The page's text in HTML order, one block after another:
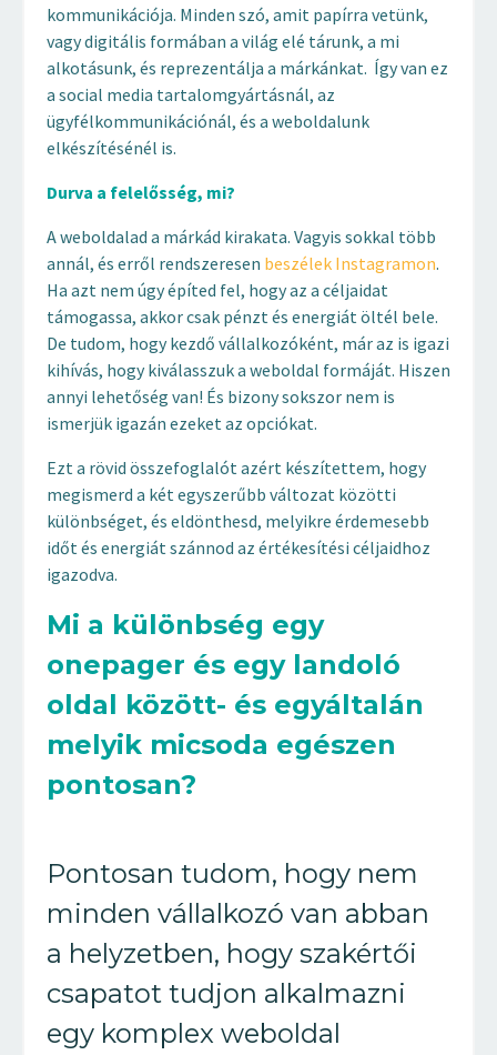
kommunikációja. Minden szó, amit papírra vetünk,
vagy digitális formában a világ elé tárunk, a mi
alkotásunk, és reprezentálja a márkánkat. Így van ez
a social media tartalomgyártásnál, az
ügyfélkommunikációnál, és a weboldalunk
elkészítésénél is.
Durva a felelősség, mi?
A weboldalad a márkád kirakata. Vagyis sokkal több
annál, és erről rendszeresen beszélek Instagramon.
Ha azt nem úgy építed fel, hogy az a céljaidat
támogassa, akkor csak pénzt és energiát öltél bele.
De tudom, hogy kezdő vállalkozóként, már az is igazi
kihívás, hogy kiválasszuk a weboldal formáját. Hiszen
annyi lehetőség van! És bizony sokszor nem is
ismerjük igazán ezeket az opciókat.
Ezt a rövid összefoglalót azért készítettem, hogy
megismerd a két egyszerűbb változat közötti
különbséget, és eldönthesd, melyikre érdemesebb
időt és energiát szánnod az értékesítési céljaidhoz
igazodva.
Mi a különbség egy
onepager és egy landoló
oldal között- és egyáltalán
melyik micsoda egészen
pontosan?
Pontosan tudom, hogy nem
minden vállalkozó van abban
a helyzetben, hogy szakértői
csapatot tudjon alkalmazni
egy komplex weboldal